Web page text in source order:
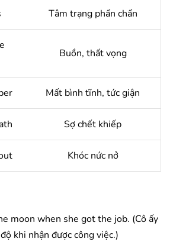
Tâm trạng phấn chấn
Buồn, thất vọng
Mất bình tĩnh, tức giận
Sợ chết khiếp
Khóc nức nở
moon when she got the job. (Cô ấy
khi nhận được công việc.)